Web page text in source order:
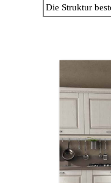
Die Struktur